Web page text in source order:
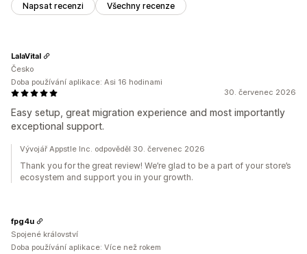
Napsat recenzi Všechny recenze
30. červenec 2026
Easy setup, great migration experience and most importantly
exceptional support.
LalaVital
Česko
Doba používání aplikace: Asi 16 hodinami
Vývojář Appstle Inc. odpověděl 30. červenec 2026
Thank you for the great review! We’re glad to be a part of your store’s
ecosystem and support you in your growth.
fpg4u
Spojené království
Doba používání aplikace: Více než rokem